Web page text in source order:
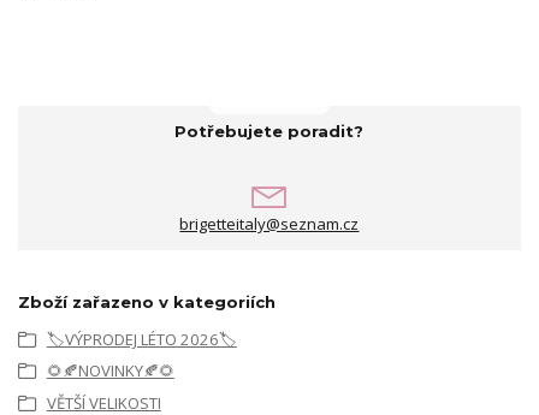
Potřebujete poradit?
brigetteitaly@seznam.cz
Zboží zařazeno v kategoriích
🏷️VÝPRODEJ LÉTO 2026🏷️
🌻🍂NOVINKY🍂🌻
VĚTŠÍ VELIKOSTI